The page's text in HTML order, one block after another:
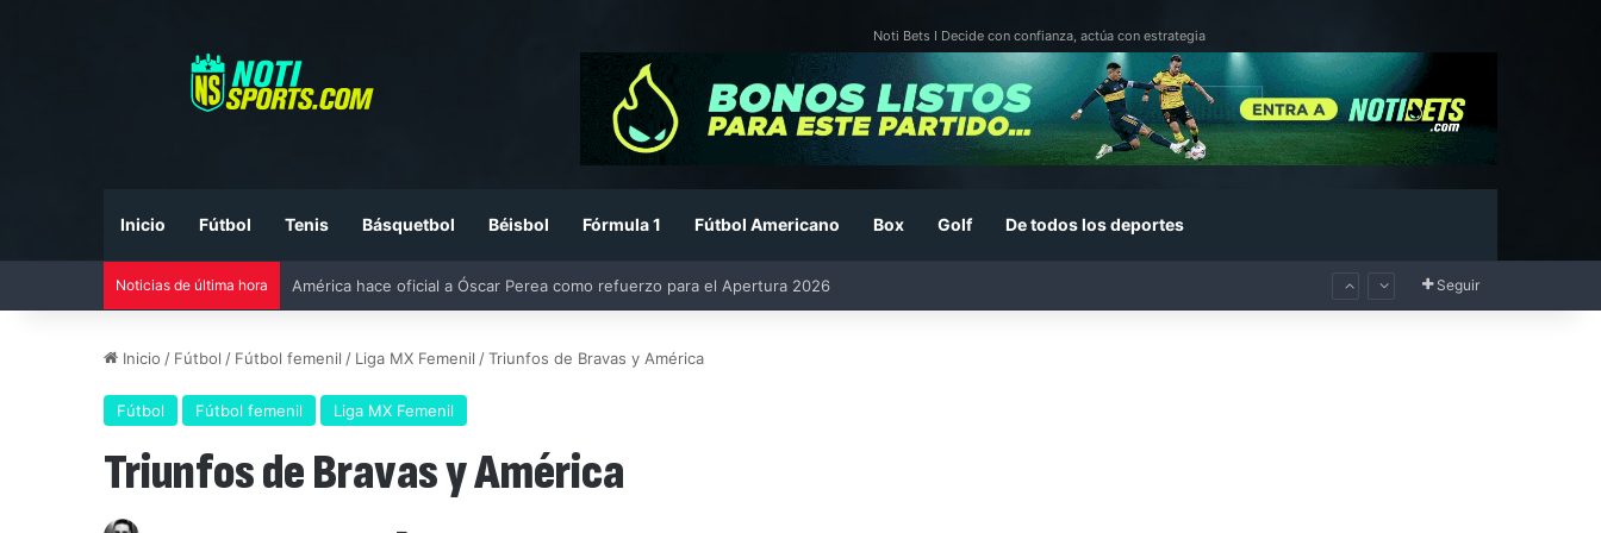
Noti Bets I Decide con confianza, actúa con estrategia
Inicio Fútbol Tenis Básquetbol Béisbol Fórmula 1 Fútbol Americano Box Golf De todos los deportes
Noticias de última hora Liga MX vs MLS All-Star Game 2026: previa, fecha, horario, convocados y todo lo que debes saber Seguir
Inicio / Fútbol / Fútbol femenil / Liga MX Femenil /Triunfos de Bravas y América
Fútbol Fútbol femenil Liga MX Femenil
Triunfos de Bravas y América